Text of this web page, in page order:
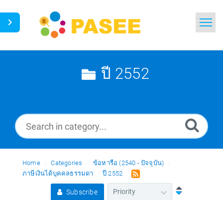
Search
Glossary
Thai
ปี 2552
Home Categories
ข้อหารือ (2540 - ปัจจุบัน)
ภาษีเงินได้บุคคลธรรมดา
ปี 2552
Subscribe